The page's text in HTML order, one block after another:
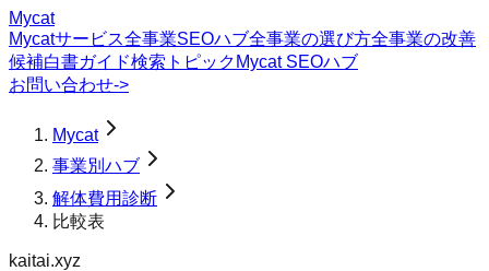
Mycat
Mycatサービス全事業SEOハブ全事業の選び方全事業の改善
候補白書ガイド検索トピック Mycat SEOハブ
お問い合わせ->
Mycat
事業別ハブ
解体費用診断
比較表
kaitai.xyz